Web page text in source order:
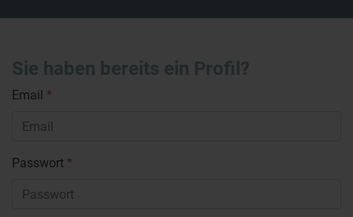
Sie haben bereits ein Profil?
Email *
Passwort *